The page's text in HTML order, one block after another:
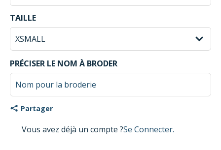
TAILLEXSMALL Selected
PRÉCISER LE NOM À BRODER
Partager
Vous avez déjà un compte ?Se Connecter.